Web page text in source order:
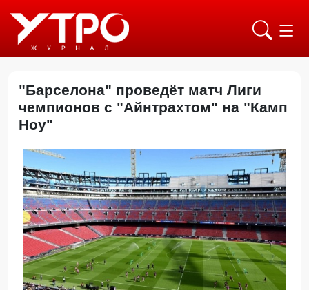
"Барселона" проведёт матч Лиги
чемпионов с "Айнтрахтом" на "Камп
Ноу"